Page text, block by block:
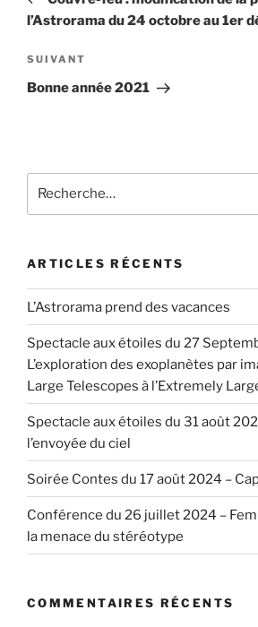
l’article
l’Astrorama du 24 octobre au 1er
Article
suivant
SUIVANT
Bonne année 2021
pour
ARTICLES RÉCENTS
L’Astrorama prend des vacances
Spectacle aux étoiles du 27
L’exploration des exoplanètes par
Large Telescopes à l’Extremely
Spectacle aux étoiles du 31 août
l’envoyée du ciel
Soirée Contes du 17 août 2024 –
Conférence du 26 juillet 2024 –
la menace du stéréotype
COMMENTAIRES RÉCENTS